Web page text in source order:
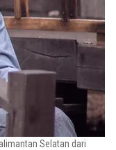
Selatan dari